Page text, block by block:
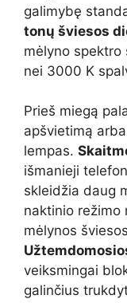
galimybę
tonų šviesos
mėlyno spektro
nei 3000 K
Prieš miegą
apšvietimą
lempas.
išmanieji
skleidžia daug
naktinio režimo
mėlynos
veiksmingai
galinčius